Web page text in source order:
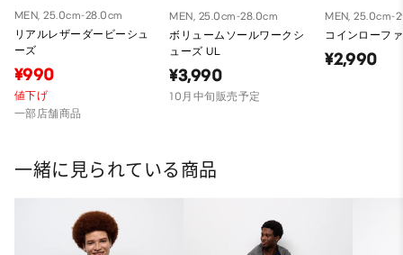
MEN, 25.0cm-28.0cm
リアルレザーダービーシュ
ーズ
¥990
値下げ
一部店舗商品
MEN, 25.0cm-28.0cm
ボリュームソールワークシ
ューズ UL
¥3,990
10月中旬販売予定
MEN, 25.0cm-
コインローフ
¥2,990
一緒に見られている商品